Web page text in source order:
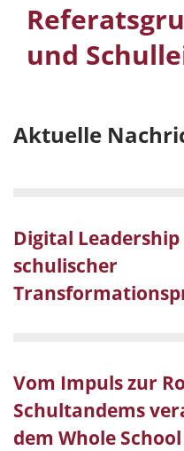
und
Aktuelle
Digital
schulischer
Vom Impuls zur
Schultandems
dem Whole